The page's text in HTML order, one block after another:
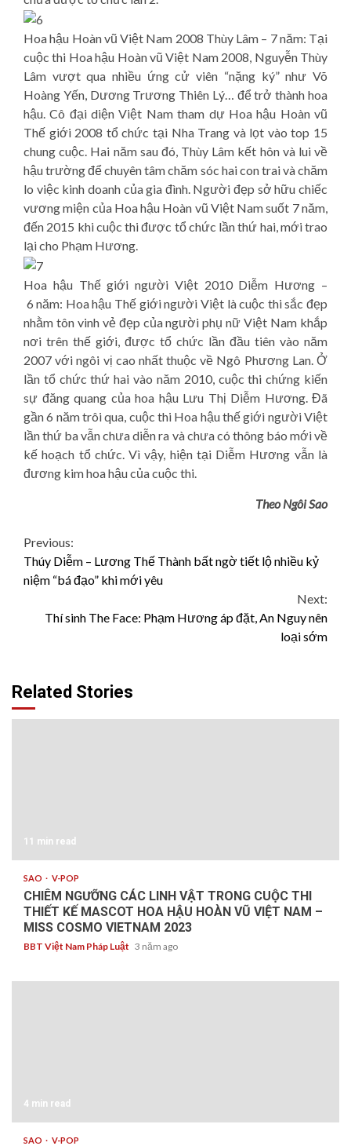
Hoa hậu Hoàn vũ Việt Nam 2008 Thùy Lâm – 7 năm: Tại
cuộc thi Hoa hậu Hoàn vũ Việt Nam 2008, Nguyễn Thùy
Lâm vượt qua nhiều ứng cử viên “nặng ký” như Võ
Hoàng Yến, Dương Trương Thiên Lý… để trở thành hoa
hậu. Cô đại diện Việt Nam tham dự Hoa hậu Hoàn vũ
Thế giới 2008 tổ chức tại Nha Trang và lọt vào top 15
chung cuộc. Hai năm sau đó, Thùy Lâm kết hôn và lui về
hậu trường để chuyên tâm chăm sóc hai con trai và chăm
lo việc kinh doanh của gia đình. Người đẹp sở hữu chiếc
vương miện của Hoa hậu Hoàn vũ Việt Nam suốt 7 năm,
đến 2015 khi cuộc thi được tổ chức lần thứ hai, mới trao
lại cho Phạm Hương.
Hoa hậu Thế giới người Việt 2010 Diễm Hương –
6 năm: Hoa hậu Thế giới người Việt là cuộc thi sắc đẹp
nhằm tôn vinh vẻ đẹp của người phụ nữ Việt Nam khắp
nơi trên thế giới, được tổ chức lần đầu tiên vào năm
2007 với ngôi vị cao nhất thuộc về Ngô Phương Lan. Ở
lần tổ chức thứ hai vào năm 2010, cuộc thi chứng kiến
sự đăng quang của hoa hậu Lưu Thị Diễm Hương. Đã
gần 6 năm trôi qua, cuộc thi Hoa hậu thế giới người Việt
lần thứ ba vẫn chưa diễn ra và chưa có thông báo mới về
kế hoạch tổ chức. Vì vậy, hiện tại Diễm Hương vẫn là
đương kim hoa hậu của cuộc thi.
Theo Ngôi Sao
Continue
Reading
Previous:
Thúy Diễm – Lương Thế Thành bất ngờ tiết lộ nhiều kỷ
niệm “bá đạo” khi mới yêu
Next:
Thí sinh The Face: Phạm Hương áp đặt, An Nguy nên
loại sớm
Related Stories
11 min read
SAO V-POP
CHIÊM NGƯỠNG CÁC LINH VẬT TRONG CUỘC THI
THIẾT KẾ MASCOT HOA HẬU HOÀN VŨ VIỆT NAM –
MISS COSMO VIETNAM 2023
BBT Việt Nam Pháp Luật 3 năm ago
4 min read
SAO V-POP